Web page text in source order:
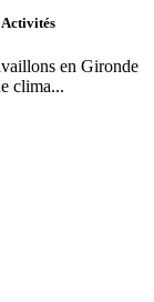
Activités
en Gironde
clima...